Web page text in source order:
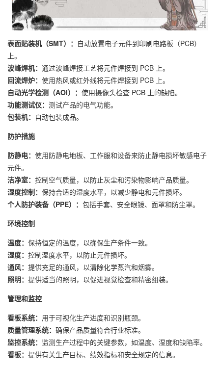
表面贴装机（SMT）： 自动放置电子元件到印刷电路板（PCB）
上。
波峰焊机： 通过波峰焊接工艺将元件焊接到 PCB 上。
回流焊炉： 使用热风或红外线将元件焊接到 PCB 上。
自动光学检测（AOI）： 使用摄像头检查 PCB 上的缺陷。
功能测试仪： 测试产品的电气功能。
包装机： 自动包装成品。
防护措施
防静电： 使用防静电地板、工作服和设备来防止静电损坏敏感电子
元件。
洁净室： 控制空气质量，以防止灰尘和污染物影响产品质量。
湿度控制： 保持合适的湿度水平，以减少静电和元件损坏。
个人防护装备（PPE）： 包括手套、安全眼镜、面罩和防尘罩。
环境控制
温度： 保持恒定的温度，以确保生产条件一致。
湿度： 控制湿度水平，以防止元件损坏。
通风： 提供充足的通风，以清除化学蒸汽和烟雾。
照明： 提供适当的照明，以促进视觉检查和精密组装。
管理和监控
看板系统： 用于可视化生产进度和识别瓶颈。
质量管理系统： 确保产品质量符合行业标准。
监控系统： 监测生产过程中的关键参数，如温度、湿度和缺陷率。
看板： 提供有关生产目标、绩效指标和安全规定的信息。